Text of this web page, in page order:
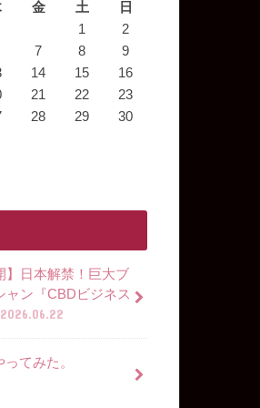
金 土
日
1
2
7 8
9
14 15
16
21 22
23
28 29
30
】日本解禁！巨大ブ
ャン『CBDビジネス
2026.06.22
てみた。